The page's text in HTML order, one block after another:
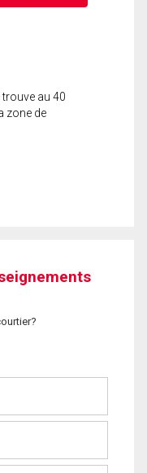
trouve au 40
zone de